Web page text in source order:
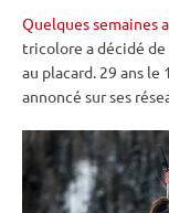
Quelques semaines
tricolore a décidé
au placard. 29 ans le
annoncé sur ses